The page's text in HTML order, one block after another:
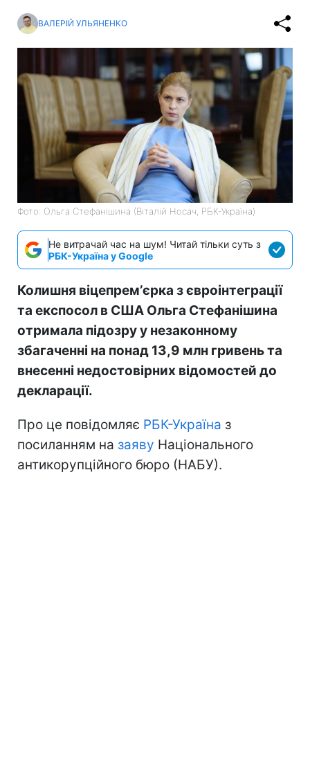
ВАЛЕРІЙ УЛЬЯНЕНКО
Фото: Ольга Стефанішина (Віталій Носач, РБК-Україна)
Не витрачай час на шум! Читай тільки суть з
РБК-Україна у Google
Колишня віцепремʼєрка з євроінтеграції
та експосол в США Ольга Стефанішина
отримала підозру у незаконному
збагаченні на понад 13,9 млн гривень та
внесенні недостовірних відомостей до
декларації.
Про це повідомляє РБК-Україна з
посиланням на заяву Національного
антикорупційного бюро (НАБУ).